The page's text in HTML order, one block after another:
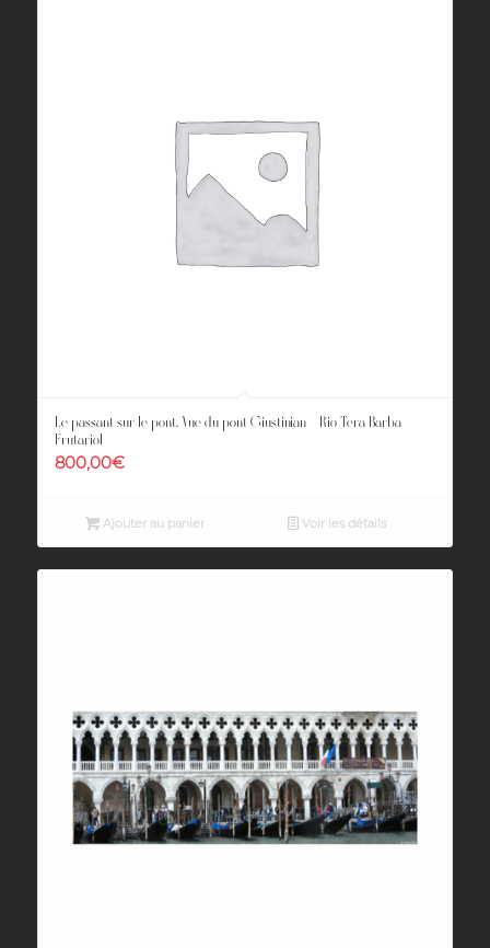
Le passant sur le pont. Vue du pont Giustinian – Rio Tera Barba
Frutariol
800,00€
Ajouter au panier Voir les détails